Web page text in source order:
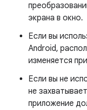
экрана в окно.
Если вы
Android,
изменяется
Если вы не
не
приложение